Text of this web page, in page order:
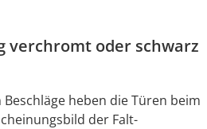
verchromt oder schwarz
heben die Türen beim
der Falt-